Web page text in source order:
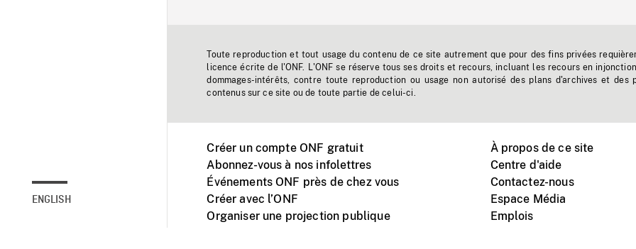
ENGLISH
Toute reproduction et tout usage du contenu de ce site autrement que pour des fins privées
licence écrite de l'ONF. L'ONF se réserve tous ses droits et recours, incluant les recours en
dommages-intérêts, contre toute reproduction ou usage non autorisé des plans d'archives et des
contenus sur ce site ou de toute partie de celui-ci.
Créer un compte ONF gratuit
Abonnez-vous à nos infolettres
Événements ONF près de chez vous
Créer avec l’ONF
Organiser une projection publique
À propos de ce site
Centre d'aide
Contactez-nous
Espace Média
Emplois